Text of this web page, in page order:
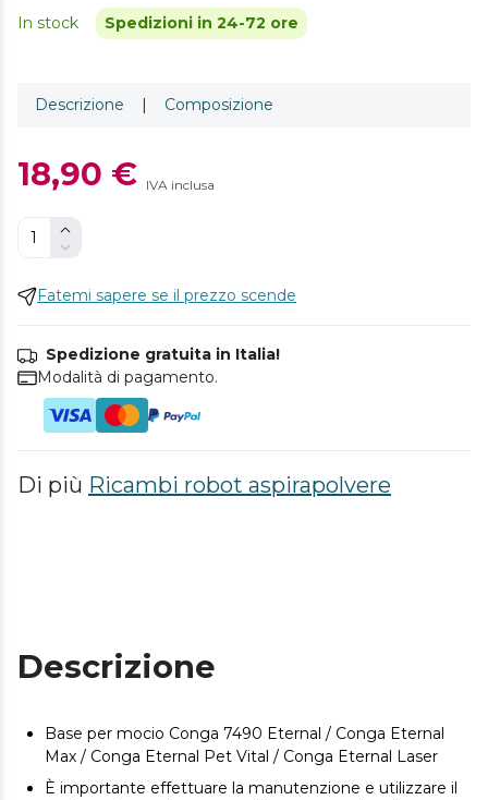
In stock Spedizioni in 24-72 ore
Descrizione | Composizione
18,90 € IVA inclusa
Fatemi sapere se il prezzo scende
Spedizione gratuita in Italia!
Modalità di pagamento.
Di più Ricambi robot aspirapolvere
Descrizione
Base per mocio Conga 7490 Eternal / Conga Eternal
Max / Conga Eternal Pet Vital / Conga Eternal Laser
È importante effettuare la manutenzione e utilizzare il